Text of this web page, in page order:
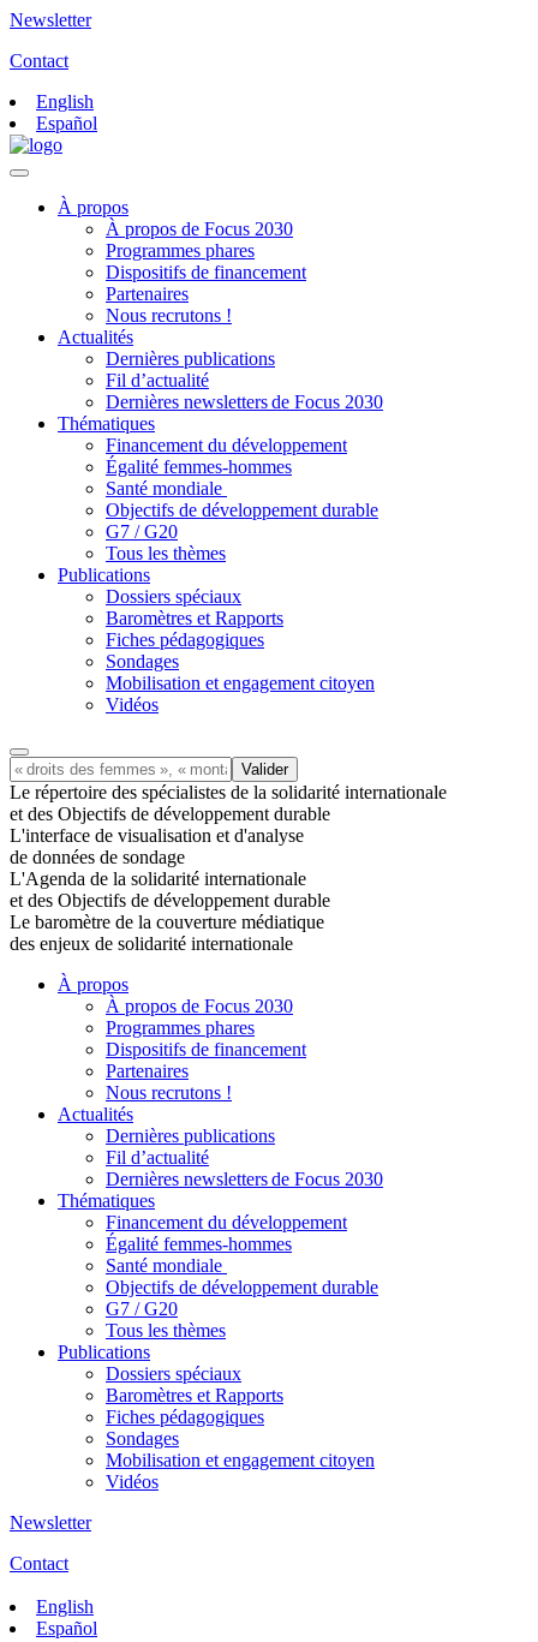
Newsletter
Contact
English
Español
À propos
À propos de Focus 2030
Programmes phares
Dispositifs de financement
Partenaires
Nous recrutons !
Actualités
Dernières publications
Fil d’actualité
Dernières newsletters de Focus 2030
Thématiques
Financement du développement
Égalité femmes-hommes
Santé mondiale
Objectifs de développement durable
G7 / G20
Tous les thèmes
Publications
Dossiers spéciaux
Baromètres et Rapports
Fiches pédagogiques
Sondages
Mobilisation et engagement citoyen
Vidéos
Le répertoire des spécialistes de la solidarité internationale
et des Objectifs de développement durable
L'interface de visualisation et d'analyse
de données de sondage
L'Agenda de la solidarité internationale
et des Objectifs de développement durable
Le baromètre de la couverture médiatique
des enjeux de solidarité internationale
À propos
À propos de Focus 2030
Programmes phares
Dispositifs de financement
Partenaires
Nous recrutons !
Actualités
Dernières publications
Fil d’actualité
Dernières newsletters de Focus 2030
Thématiques
Financement du développement
Égalité femmes-hommes
Santé mondiale
Objectifs de développement durable
G7 / G20
Tous les thèmes
Publications
Dossiers spéciaux
Baromètres et Rapports
Fiches pédagogiques
Sondages
Mobilisation et engagement citoyen
Vidéos
Newsletter
Contact
English
Español